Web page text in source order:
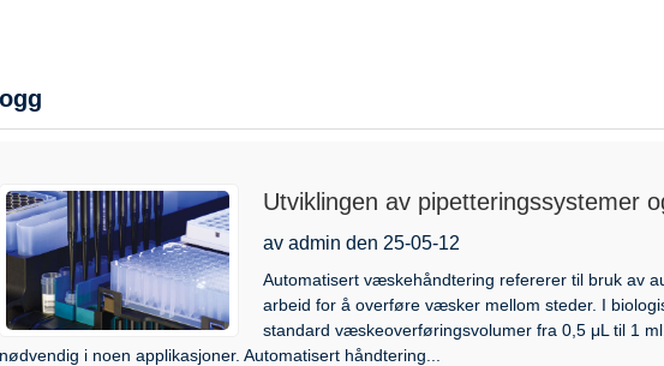
Utviklingen av pipetteringssystemer
av admin den 25-05-12
Automatisert væskehåndtering refererer til bruk av
arbeid for å overføre væsker mellom steder. I
standard væskeoverføringsvolumer fra 0,5 μL til 1
nødvendig i noen applikasjoner. Automatisert håndtering...